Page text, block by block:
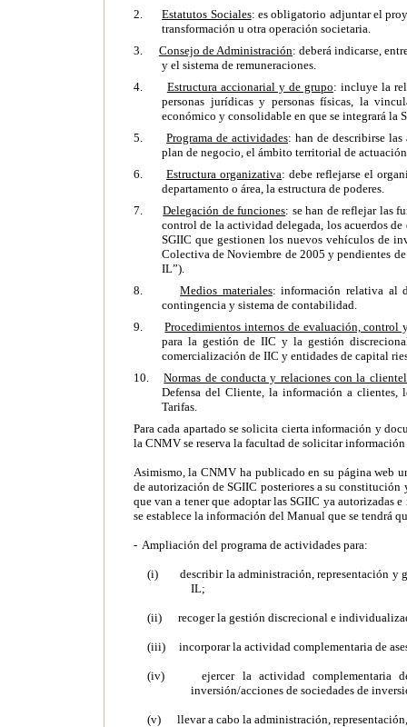
2.
Estatutos Sociales: es obligatorio adjuntar el
transformación u otra operación societaria.
3.
Consejo de Administración: deberá indicarse,
y el sistema de remuneraciones.
4.
Estructura accionarial y de grupo: incluye la
personas jurídicas y personas físicas, la
económico y consolidable en que se integrará la
5.
Programa de actividades: han de describirse
plan de negocio, el ámbito territorial de
6.
Estructura organizativa: debe reflejarse el
departamento o área, la estructura de poderes.
7.
Delegación de funciones: se han de reflejar las
control de la actividad delegada, los acuerdos
SGIIC que gestionen los nuevos vehículos de
Colectiva de Noviembre de 2005 y pendientes
IL”).
8.
Medios materiales: información relativa al
contingencia y sistema de contabilidad.
9.
Procedimientos internos de evaluación, control
para la gestión de IIC y la gestión
comercialización de IIC y entidades de capital
10.
Normas de conducta y relaciones con la
Defensa del Cliente, la información a
Tarifas.
Para cada apartado se solicita cierta información y
la CNMV se reserva la facultad de solicitar
Asimismo, la CNMV ha publicado en su página web
de autorización de SGIIC posteriores a su
que van a tener que adoptar las SGIIC ya autorizadas
se establece la información del Manual que se tendrá
- Ampliación del programa de actividades para:
(i) describir la administración, representación y
IL;
(ii) recoger la gestión discrecional e
(iii) incorporar la actividad complementaria de
(iv) ejercer la actividad complementaria de
inversión/acciones de sociedades de
(v) llevar a cabo la administración,